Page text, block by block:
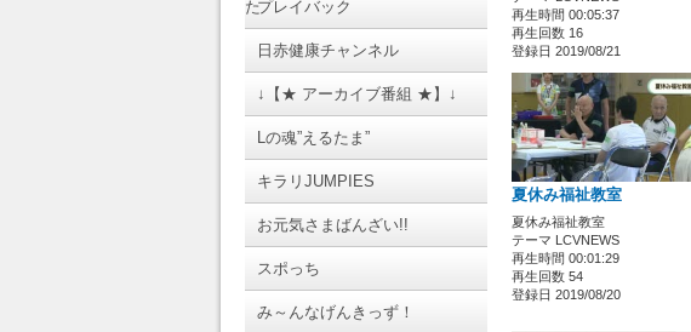
たプレイバック
日赤健康チャンネル
↓【★ アーカイブ番組 ★】↓
Lの魂”えるたま”
キラリJUMPIES
お元気さまばんざい!!
スポっち
み～んなげんきっず！
再生時間 00:05:37
再生回数 16
登録日 2019/08/21
夏休み福祉教室
夏休み福祉教室
テーマ LCVNEWS
再生時間 00:01:29
再生回数 54
登録日 2019/08/20